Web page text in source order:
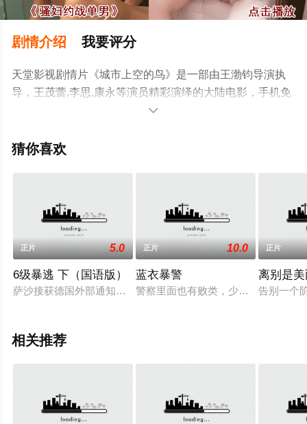
剧情介绍 我要评分
天堂影视剧情片《城市上空的鸟》是一部由王渤钧导演执
导，王茂蕾,李思,康永等演员精彩演绎的大陆电影，手机免
费观看高清无删减完整版电影就上天堂电影网，更多相关

猜你喜欢
正片 5.0
6级暴逃 下（国语版）
萨沙接获德国外部通知，未婚妻茱莉亚在潜水时遇溺身亡。正当
正片 10.0
蓝衣暴警
警察里面也有败类，少数的白人警察
正片
离别是
告别一个
相关推荐